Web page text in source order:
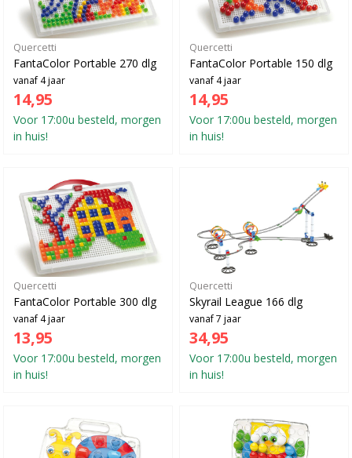
Quercetti
FantaColor Portable 270 dlg
vanaf 4 jaar
14,95
Voor 17:00u besteld, morgen
in huis!
Quercetti
FantaColor Portable 150 dlg
vanaf 4 jaar
14,95
Voor 17:00u besteld, morgen
in huis!
Quercetti
FantaColor Portable 300 dlg
vanaf 4 jaar
13,95
Voor 17:00u besteld, morgen
in huis!
Quercetti
Skyrail League 166 dlg
vanaf 7 jaar
34,95
Voor 17:00u besteld, morgen
in huis!